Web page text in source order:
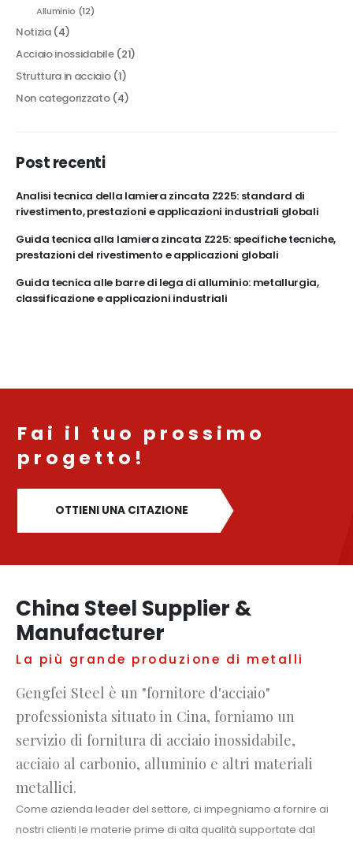
Alluminio (12)
Notizia(4)
Acciaio inossidabile(21)
Struttura in acciaio(1)
Non categorizzato(4)
Post recenti
Analisi tecnica della lamiera zincata Z225: standard di
rivestimento, prestazioni e applicazioni industriali globali
Guida tecnica alla lamiera zincata Z225: specifiche tecniche,
prestazioni del rivestimento e applicazioni globali
Guida tecnica alle barre di lega di alluminio: metallurgia,
classificazione e applicazioni industriali
Fai il tuo prossimo
progetto!
OTTIENI UNA CITAZIONE
China Steel Supplier &
Manufacturer
La più grande produzione di metalli
Gengfei Steel è un "fornitore d'acciaio"
professionista situato in Cina, forniamo un
servizio di fornitura di acciaio inossidabile,
acciaio al carbonio, alluminio e altri materiali
metallici.
Come azienda leader del settore, ci impegniamo a fornire ai
nostri clienti le materie prime di alta qualità supportate dal